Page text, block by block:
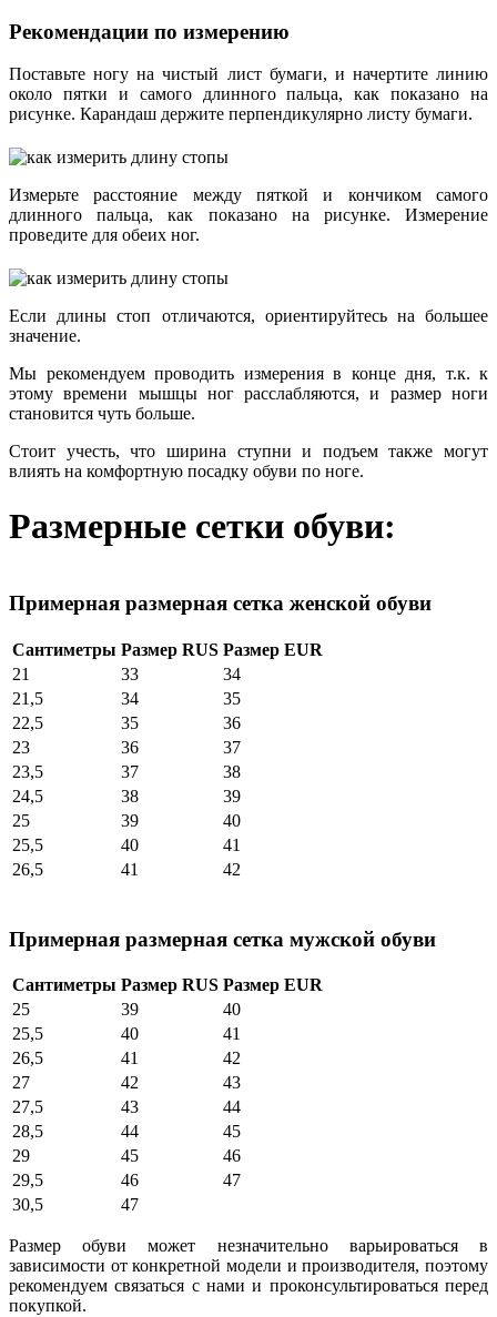
Рекомендации по измерению
Поставьте ногу на чистый лист бумаги, и начертите линию
около пятки и самого длинного пальца, как показано на
рисунке. Карандаш держите перпендикулярно листу бумаги.
Измерьте расстояние между пяткой и кончиком самого
длинного пальца, как показано на рисунке. Измерение
проведите для обеих ног.
Если длины стоп отличаются, ориентируйтесь на большее
значение.
Мы рекомендуем проводить измерения в конце дня, т.к. к
этому времени мышцы ног расслабляются, и размер ноги
становится чуть больше.
Стоит учесть, что ширина ступни и подъем также могут
влиять на комфортную посадку обуви по ноге.
Размерные сетки обуви:
Примерная размерная сетка женской обуви
Сантиметры Размер RUS Размер EUR
21
33
34
21,5
34
35
22,5
35
36
23
36
37
23,5
37
38
24,5
38
39
25
39
40
25,5
40
41
26,5
41 42
Примерная размерная сетка мужской обуви
Сантиметры Размер RUS Размер EUR
25
39
40
25,5
40
41
26,5
41
42
27
42
43
27,5
43
44
28,5
44
45
29
45
46
29,5
46
47
30,5
47
Размер обуви может незначительно варьироваться в
зависимости от конкретной модели и производителя, поэтому
рекомендуем связаться с нами и проконсультироваться перед
покупкой.